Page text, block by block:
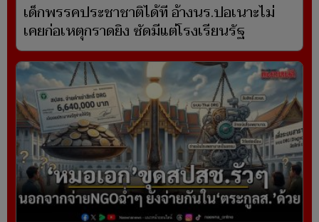
เด็กพรรคประชาชาติได้ที อ้างนร.ปอเนาะไม่
เคยก่อเหตุกราดยิง ซัดมีแต่โรงเรียนรัฐ